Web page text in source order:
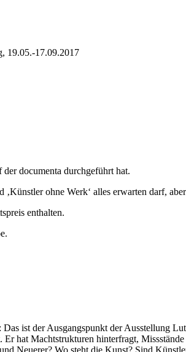
19.05.-17.09.2017
documenta durchgeführt hat.
ohne Werk‘ alles erwarten darf,
enthalten.
ist der Ausgangspunkt der Ausstellung
hat Machtstrukturen hinterfragt,
Neuerer? Wo steht die Kunst? Sind